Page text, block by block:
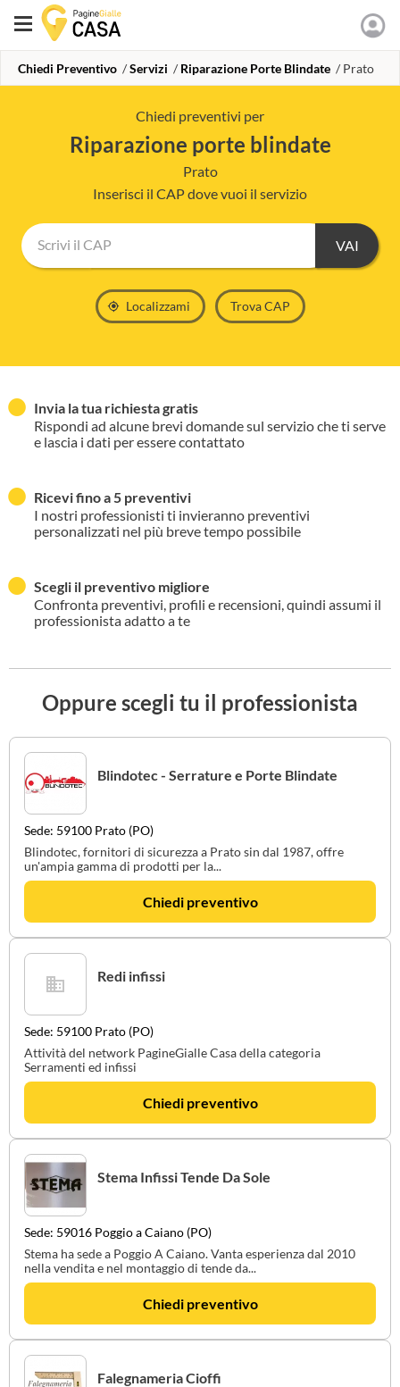
Chiedi Preventivo Servizi Riparazione Porte Blindate Prato
Chiedi preventivi per
riparazione porte blindate
Prato
Inserisci il CAP dove vuoi il servizio
Scrivi il CAP
Localizzami Trova CAP
Invia la tua richiesta gratis
Rispondi ad alcune brevi domande sul servizio che ti serve
e lascia i dati per essere contattato
Ricevi fino a 5 preventivi
I nostri professionisti ti invieranno preventivi
personalizzati nel più breve tempo possibile
Scegli il preventivo migliore
Confronta preventivi, profili e recensioni, quindi assumi il
professionista adatto a te
Oppure scegli tu il professionista
Blindotec - Serrature e Porte Blindate
Sede: 59100 Prato (PO)
Blindotec, fornitori di sicurezza a Prato sin dal 1987, offre
un'ampia gamma di prodotti per la...
Chiedi preventivo
Redi infissi
Sede: 59100 Prato (PO)
Attività del network PagineGialle Casa della categoria
Serramenti ed infissi
Chiedi preventivo
Stema Infissi Tende Da Sole
Sede: 59016 Poggio a Caiano (PO)
Stema ha sede a Poggio A Caiano. Vanta esperienza dal 2010
nella vendita e nel montaggio di tende da...
Chiedi preventivo
Falegnameria Cioffi